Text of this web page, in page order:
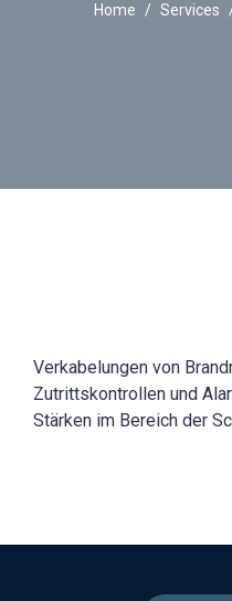
Home Services
Verkabelungen von
Zutrittskontrollen und
Stärken im Bereich der